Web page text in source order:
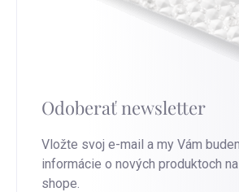
Odoberať newsletter
Vložte svoj e-mail a my Vám
informácie o nových produktoch
shope.